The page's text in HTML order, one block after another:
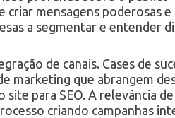
mensagens poderosas
a segmentar e entender
de canais. Cases de
marketing que abrangem
para SEO. A relevância
criando campanhas